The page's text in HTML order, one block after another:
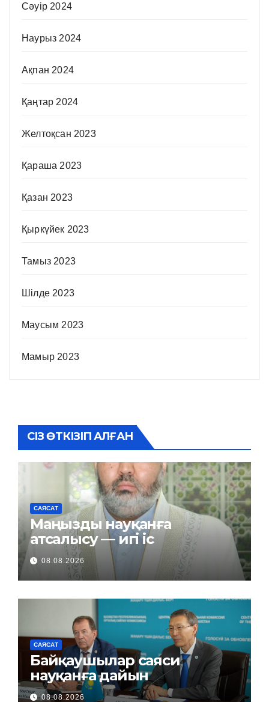
Сәуір 2024
Наурыз 2024
Ақпан 2024
Қаңтар 2024
Желтоқсан 2023
Қараша 2023
Қазан 2023
Қыркүйек 2023
Тамыз 2023
Шілде 2023
Маусым 2023
Мамыр 2023
СІЗ ӨТКІЗІП АЛҒАН
САЯСАТ
Маңызды науқанға
атсалысу — игі іс
08.08.2026
САЯСАТ
Байқаушылар саяси
науқанға дайын
08.08.2026